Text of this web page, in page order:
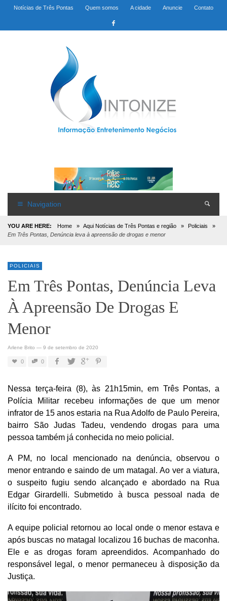
Notícias de Três Pontas Quem somos A cidade Anuncie Contato
Navigation
YOU ARE HERE: Home » Aqui Notícias de Três Pontas e região » Policiais
»
Em Três Pontas, Denúncia leva à apreensão de drogas e menor
POLICIAIS
Em Três Pontas, Denúncia Leva
À Apreensão De Drogas E
Menor
Arlene Brito — 9 de setembro de 2020
0 0
Nessa terça-feira (8), às 21h15min, em Três Pontas, a
Polícia Militar recebeu informações de que um menor
infrator de 15 anos estaria na Rua Adolfo de Paulo Pereira,
bairro São Judas Tadeu, vendendo drogas para uma
pessoa também já conhecida no meio policial.
A PM, no local mencionado na denúncia, observou o
menor entrando e saindo de um matagal. Ao ver a viatura,
o suspeito fugiu sendo alcançado e abordado na Rua
Edgar Girardelli. Submetido à busca pessoal nada de
ilícito foi encontrado.
A equipe policial retornou ao local onde o menor estava e
após buscas no matagal localizou 16 buchas de maconha.
Ele e as drogas foram apreendidos. Acompanhado do
responsável legal, o menor permaneceu à disposição da
Justiça.